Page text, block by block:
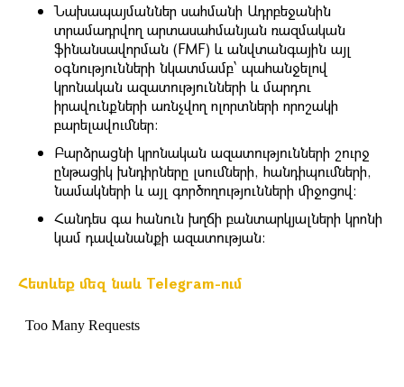
Նախապայմաններ սահմանի Ադրբեջանին
տրամադրվող արտասահմանյան ռազմական
ֆինանսավորման (FMF) և անվտանգային այլ
օգնությունների նկատմամբ՝ պահանջելով
կրոնական ազատությունների և մարդու
իրավունքների առնչվող ոլորտների որոշակի
բարելավումներ։
Բարձրացնի կրոնական ազատությունների շուրջ
ընթացիկ խնդիրները լսումների, հանդիպումների,
նամակների և այլ գործողությունների միջոցով։
Հանդես գա հանուն խղճի բանտարկյալների կրոնի
կամ դավանանքի ազատության։
Հետևեք մեզ նաև Telegram-ում